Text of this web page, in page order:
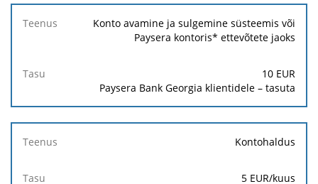
Teenus
Konto avamine ja sulgemine süsteemis või
Paysera kontoris* ettevõtete jaoks
10 EUR
Paysera Bank Georgia klientidele – tasuta
Kontohaldus
5 EUR/kuus